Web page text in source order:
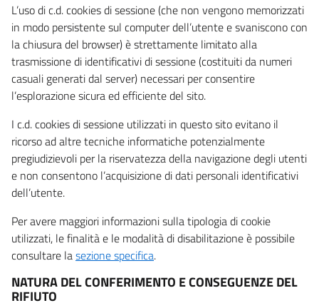
L’uso di c.d. cookies di sessione (che non vengono memorizzati
in modo persistente sul computer dell’utente e svaniscono con
la chiusura del browser) è strettamente limitato alla
trasmissione di identificativi di sessione (costituiti da numeri
casuali generati dal server) necessari per consentire
l’esplorazione sicura ed efficiente del sito.
I c.d. cookies di sessione utilizzati in questo sito evitano il
ricorso ad altre tecniche informatiche potenzialmente
pregiudizievoli per la riservatezza della navigazione degli utenti
e non consentono l’acquisizione di dati personali identificativi
dell’utente.
Per avere maggiori informazioni sulla tipologia di cookie
utilizzati, le finalità e le modalità di disabilitazione è possibile
consultare lasezione specifica.
NATURA DEL CONFERIMENTO E CONSEGUENZE DEL
RIFIUTO